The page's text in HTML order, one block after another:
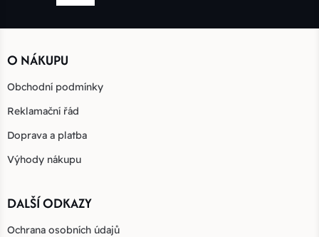
O NÁKUPU
Obchodní podmínky
Reklamační řád
Doprava a platba
Výhody nákupu
DALŠÍ ODKAZY
Ochrana osobních údajů